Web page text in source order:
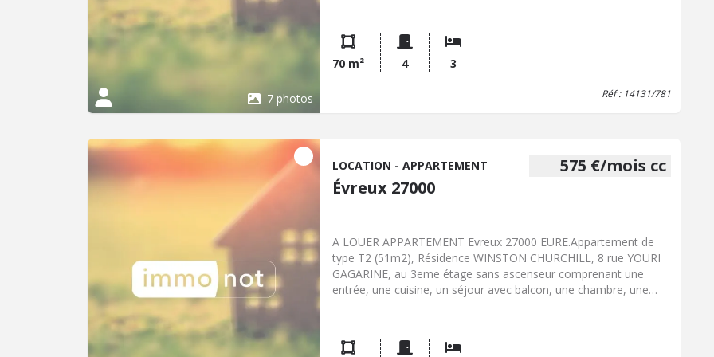
7 photos
julie.bonneville@76013.notaires.fr
70 m² 4 3
Réf : 14131/781
575 €/mois cc
LOCATION - APPARTEMENT
Évreux 27000
A LOUER APPARTEMENT Evreux 27000 EURE.Appartement de
type T2 (51m2), Résidence WINSTON CHURCHILL, 8 rue YOURI
GAGARINE, au 3eme étage sans ascenseur comprenant une
entrée, une cuisine, un séjour avec balcon, une chambre, une
sol. loyer 603 EUR charges comprises. LIBRE A PARTIR DU
24.04.26